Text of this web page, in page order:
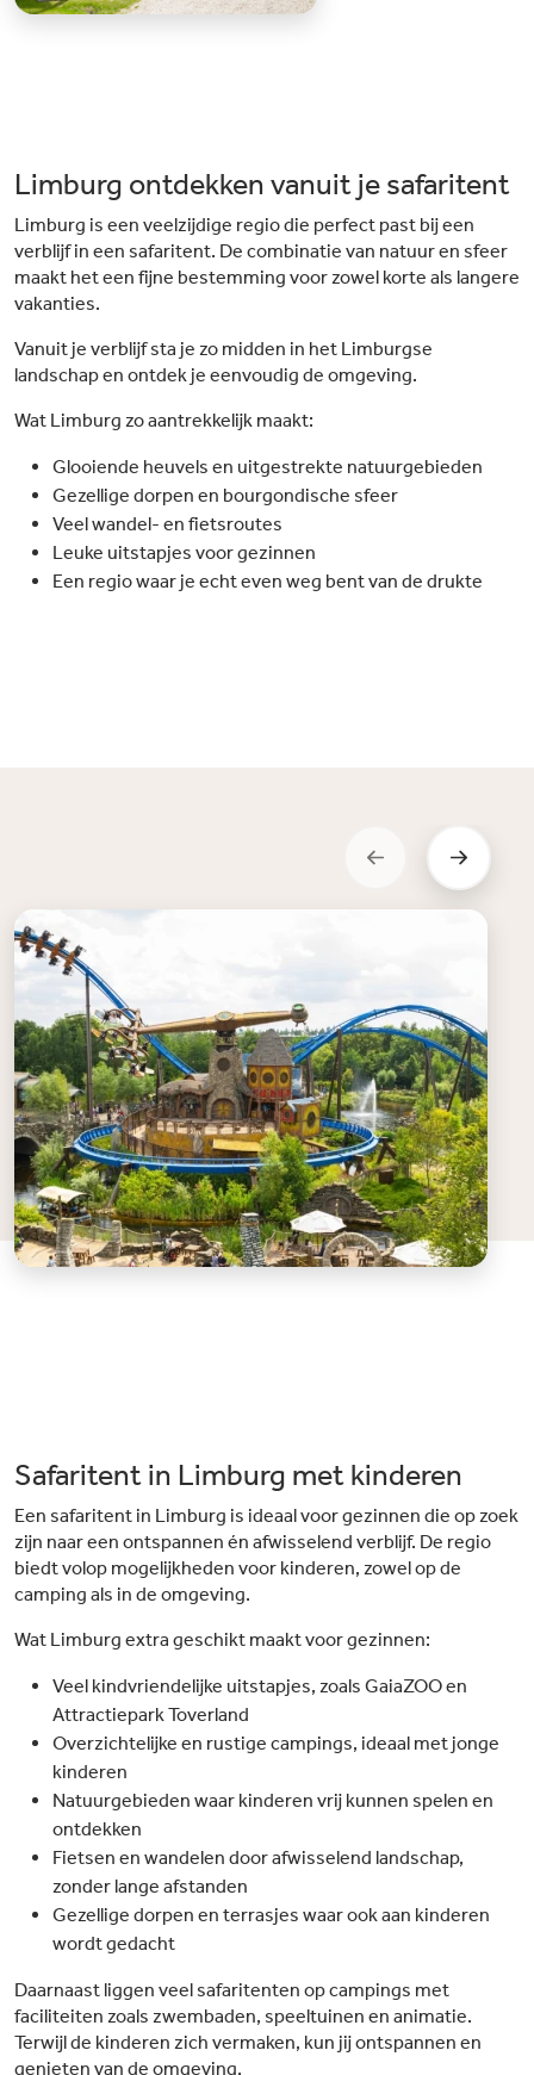
Limburg ontdekken vanuit je safaritent
Limburg is een veelzijdige regio die perfect past bij een
verblijf in een safaritent. De combinatie van natuur en sfeer
maakt het een fijne bestemming voor zowel korte als langere
vakanties.
Vanuit je verblijf sta je zo midden in het Limburgse
landschap en ontdek je eenvoudig de omgeving.
Wat Limburg zo aantrekkelijk maakt:
Glooiende heuvels en uitgestrekte natuurgebieden
Gezellige dorpen en bourgondische sfeer
Veel wandel- en fietsroutes
Leuke uitstapjes voor gezinnen
Een regio waar je echt even weg bent van de drukte
Safaritent in Limburg met kinderen
Een safaritent in Limburg is ideaal voor gezinnen die op zoek
zijn naar een ontspannen én afwisselend verblijf. De regio
biedt volop mogelijkheden voor kinderen, zowel op de
camping als in de omgeving.
Wat Limburg extra geschikt maakt voor gezinnen:
Veel kindvriendelijke uitstapjes, zoals GaiaZOO en
Attractiepark Toverland
Overzichtelijke en rustige campings, ideaal met jonge
kinderen
Natuurgebieden waar kinderen vrij kunnen spelen en
ontdekken
Fietsen en wandelen door afwisselend landschap,
zonder lange afstanden
Gezellige dorpen en terrasjes waar ook aan kinderen
wordt gedacht
Daarnaast liggen veel safaritenten op campings met
faciliteiten zoals zwembaden, speeltuinen en animatie.
Terwijl de kinderen zich vermaken, kun jij ontspannen en
genieten van de omgeving.